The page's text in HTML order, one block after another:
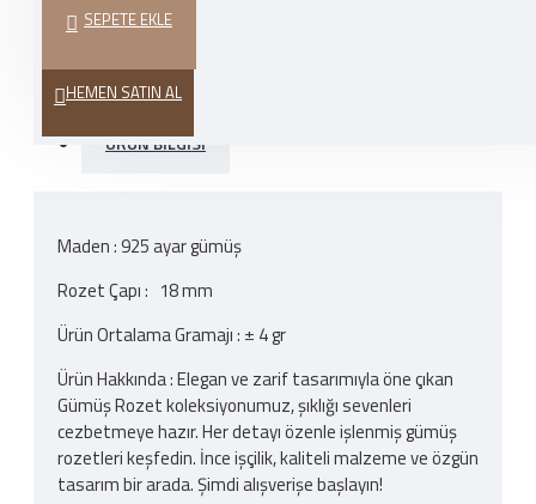
SEPETE EKLE
HEMEN SATIN AL
HEDIYE PAKETI
ÜRÜN BILGISI
Maden : 925 ayar gümüş
Rozet Çapı : 18 mm
Ürün Ortalama Gramajı : ± 4 gr
Ürün Hakkında : Elegan ve zarif tasarımıyla öne çıkan
Gümüş Rozet koleksiyonumuz, şıklığı sevenleri
cezbetmeye hazır. Her detayı özenle işlenmiş gümüş
rozetleri keşfedin. İnce işçilik, kaliteli malzeme ve özgün
tasarım bir arada. Şimdi alışverişe başlayın!